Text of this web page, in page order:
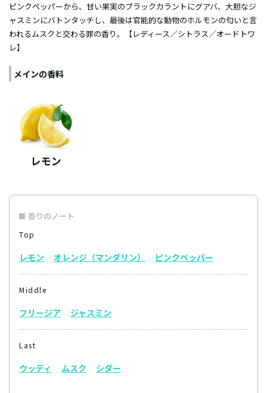
ピンクペッパーから、甘い果実のブラックカラントにグアバ、大胆なジ
ャスミンにバトンタッチし、最後は官能的な動物のホルモンの匂いと言
われるムスクと交わる罪の香り。【レディース／シトラス／オードトワ
レ】
メインの香料
香りのノート
Top
レモン オレンジ（マンダリン） ピンクペッパー
Middle
フリージア ジャスミン
Last
ウッディ ムスク シダー